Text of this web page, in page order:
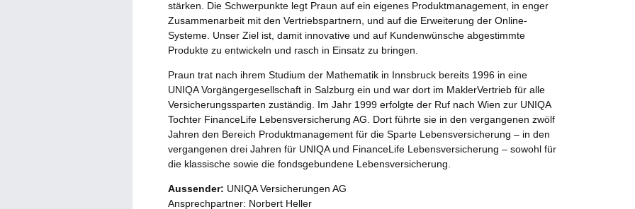
stärken. Die Schwerpunkte legt Praun auf ein eigenes Produktmanagement, in enger
Zusammenarbeit mit den Vertriebspartnern, und auf die Erweiterung der Online-
Systeme. Unser Ziel ist, damit innovative und auf Kundenwünsche abgestimmte
Produkte zu entwickeln und rasch in Einsatz zu bringen.
Praun trat nach ihrem Studium der Mathematik in Innsbruck bereits 1996 in eine
UNIQA Vorgängergesellschaft in Salzburg ein und war dort im MaklerVertrieb für alle
Versicherungssparten zuständig. Im Jahr 1999 erfolgte der Ruf nach Wien zur UNIQA
Tochter FinanceLife Lebensversicherung AG. Dort führte sie in den vergangenen zwölf
Jahren den Bereich Produktmanagement für die Sparte Lebensversicherung – in den
vergangenen drei Jahren für UNIQA und FinanceLife Lebensversicherung – sowohl für
die klassische sowie die fondsgebundene Lebensversicherung.
Aussender: UNIQA Versicherungen AG
Ansprechpartner: Norbert Heller